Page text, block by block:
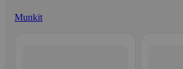
Munkit